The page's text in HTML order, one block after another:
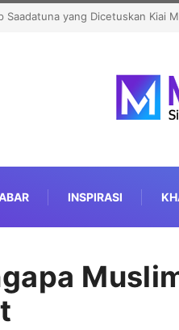
Meneguhkan Tradisi Pesantren
INSPIRASI